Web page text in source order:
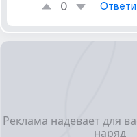
0